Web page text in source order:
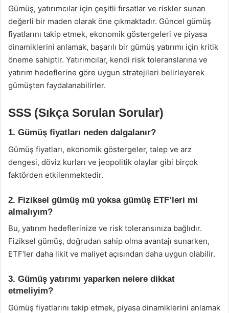
Gümüş, yatırımcılar için çeşitli fırsatlar ve riskler sunan
değerli bir maden olarak öne çıkmaktadır. Güncel gümüş
fiyatlarını takip etmek, ekonomik göstergeleri ve piyasa
dinamiklerini anlamak, başarılı bir gümüş yatırımı için kritik
öneme sahiptir. Yatırımcılar, kendi risk toleranslarına ve
yatırım hedeflerine göre uygun stratejileri belirleyerek
gümüşten faydalanabilirler.
SSS (Sıkça Sorulan Sorular)
1. Gümüş fiyatları neden dalgalanır?
Gümüş fiyatları, ekonomik göstergeler, talep ve arz
dengesi, döviz kurları ve jeopolitik olaylar gibi birçok
faktörden etkilenmektedir.
2. Fiziksel gümüş mü yoksa gümüş ETF’leri mi
almalıyım?
Bu, yatırım hedeflerinize ve risk toleransınıza bağlıdır.
Fiziksel gümüş, doğrudan sahip olma avantajı sunarken,
ETF’ler daha likit ve maliyet açısından daha uygun olabilir.
3. Gümüş yatırımı yaparken nelere dikkat
etmeliyim?
Gümüş fiyatlarını takip etmek, piyasa dinamiklerini anlamak